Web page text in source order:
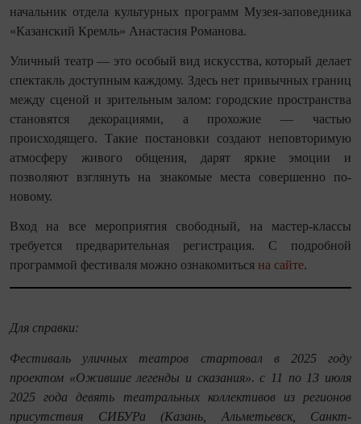
начальник отдела культурных программ Музея-заповедника
«Казанский Кремль» Анастасия Романова.
Уличный театр — это особый вид искусства, который делает
спектакль доступным каждому. Здесь нет привычных границ
между сценой и зрительным залом: городские пространства
становятся декорациями, а прохожие — частью
происходящего. Такие постановки создают неповторимую
атмосферу живого общения, дарят яркие эмоции и
позволяют взглянуть на знакомые места совершенно по-
новому.
Вход на все мероприятия свободный, на мастер-классы
требуется предварительная регистрация. С подробной
программой фестиваля можно ознакомиться на сайте.
Для справки:
Фестиваль уличных театров стартовал в 2025 году
проектом «Ожившие легенды и сказания».с 11 по 13 июля
2025 года девять театральных коллективов из регионов
присутствия СИБУРа (Казань, Альметьевск, Санкт-